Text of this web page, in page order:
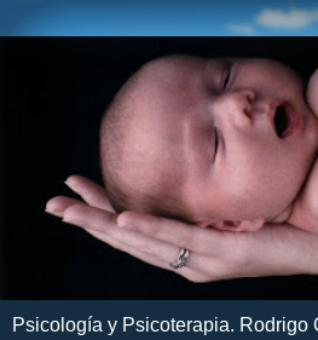
Psicología y Psicoterapia. Rodrigo